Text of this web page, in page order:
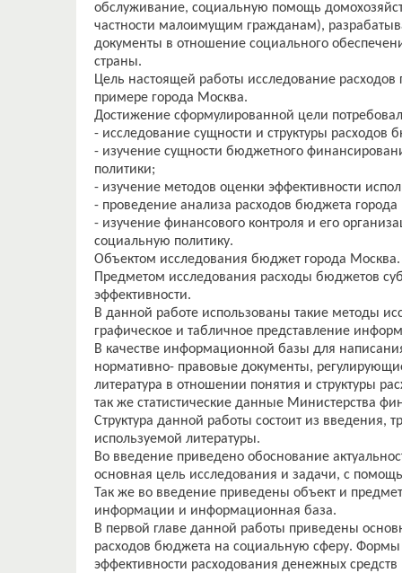
обслуживание, социальную помощь
частности малоимущим гражданам),
документы в отношение социального
страны.
Цель настоящей работы исследование расходов
примере города Москва.
Достижение сформулированной цели
- исследование сущности и структуры расходов
- изучение сущности бюджетного
политики;
- изучение методов оценки эффективности
- проведение анализа расходов бюджета
- изучение финансового контроля и его
социальную политику.
Объектом исследования бюджет города Москва.
Предметом исследования расходы бюджетов
эффективности.
В данной работе использованы такие методы
графическое и табличное представление
В качестве информационной базы для
нормативно- правовые документы,
литература в отношении понятия и структуры
так же статистические данные Министерства
Структура данной работы состоит из введения,
используемой литературы.
Во введение приведено обоснование
основная цель исследования и задачи, с
Так же во введение приведены объект и
информации и информационная база.
В первой главе данной работы приведены
расходов бюджета на социальную сферу.
эффективности расходования денежных